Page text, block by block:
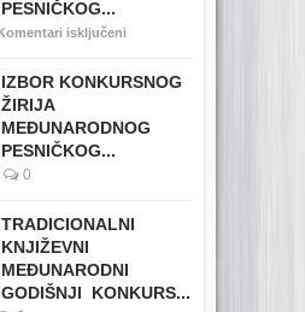
PESNIČKOG...
isključeni
IZBOR KONKURSNOG
ŽIRIJA
MEĐUNARODNOG
PESNIČKOG...
0
TRADICIONALNI
KNJIŽEVNI
MEĐUNARODNI
GODIŠNJI KONKURS...